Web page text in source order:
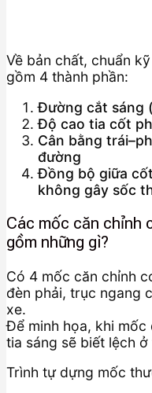
Về bản chất, chuẩn
gồm 4 thành phần:
Đường cắt sáng
Độ cao tia cốt
Cân bằng
đường
Đồng bộ giữa
không gây sốc
Các mốc căn chỉnh
gồm những gì?
Có 4 mốc căn chỉnh
đèn phải, trục ngang
xe.
Để minh họa, khi mốc
tia sáng sẽ biết lệch ở
Trình tự dựng mốc